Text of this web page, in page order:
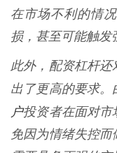
在市场不利的情
损，甚至可能触发
此外，配资杠杆
出了更高的要求。
户投资者在面对市
免因为情绪失控